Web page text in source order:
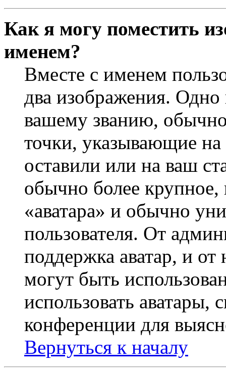
Как я могу поместить
именем?
Вместе с именем
два изображения.
вашему званию, обычно
точки, указывающие
оставили или на ваш
обычно более крупное,
«аватара» и обычно
пользователя. От
поддержка аватар, и от
могут быть
использовать аватары,
конференции для
Вернуться к началу